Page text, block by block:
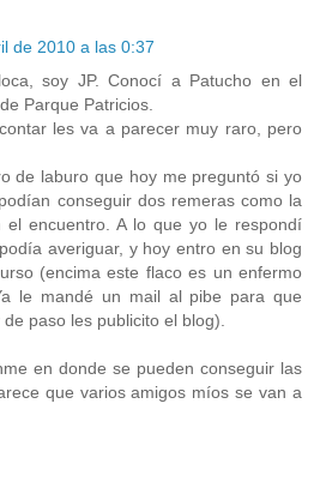
de 2010 a las 0:37
soy JP. Conocí a Patucho en el
Parque Patricios.
les va a parecer muy raro, pero
de laburo que hoy me preguntó si yo
conseguir dos remeras como la
el encuentro. A lo que yo le respondí
averiguar, y hoy entro en su blog
(encima este flaco es un enfermo
le mandé un mail al pibe para que
paso les publicito el blog).
en donde se pueden conseguir las
que varios amigos míos se van a